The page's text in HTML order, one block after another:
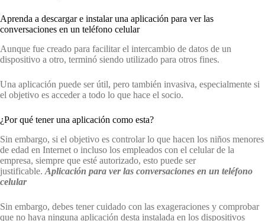
Aprenda a descargar e instalar una aplicación para ver las
conversaciones en un teléfono celular
Aunque fue creado para facilitar el intercambio de datos de un
dispositivo a otro, terminó siendo utilizado para otros fines.
Una aplicación puede ser útil, pero también invasiva, especialmente si
el objetivo es acceder a todo lo que hace el socio.
¿Por qué tener una aplicación como esta?
Sin embargo, si el objetivo es controlar lo que hacen los niños menores
de edad en Internet o incluso los empleados con el celular de la
empresa, siempre que esté autorizado, esto puede ser
justificable. Aplicación para ver las conversaciones en un teléfono
celular
Sin embargo, debes tener cuidado con las exageraciones y comprobar
que no haya ninguna aplicación desta instalada en los dispositivos